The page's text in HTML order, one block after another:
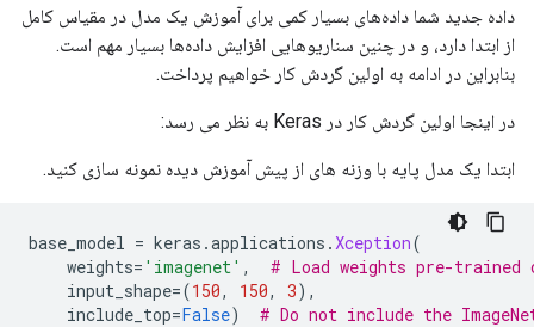
داده جدید شما داده‌های بسیار کمی برای آموزش یک مدل در مقیاس کامل
از ابتدا دارد، و در چنین سناریوهایی افزایش داده‌ها بسیار مهم است.
بنابراین در ادامه به اولین گردش کار خواهیم پرداخت.
در اینجا اولین گردش کار در Keras به نظر می رسد:
ابتدا یک مدل پایه با وزنه های از پیش آموزش دیده نمونه سازی کنید.
base_model = keras .applications .Xception(
weights= 'imagenet' ,
# Load weights pre-trained
input_shape=(150, 150, 3),
include_top=False) # Do not include the